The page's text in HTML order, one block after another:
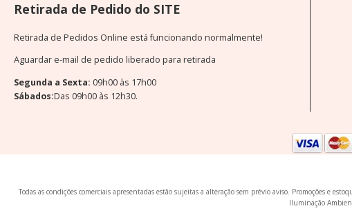
Retirada de Pedido do SITE
Retirada de Pedidos Online está funcionando normalmente!
Aguardar e-mail de pedido liberado para retirada
Segunda a Sexta: 09h00 às 17h00
Sábados:Das 09h00 às 12h30.
Todas as condições comerciais apresentadas estão sujeitas a alteração sem prévio aviso. Promoções e
Iluminação